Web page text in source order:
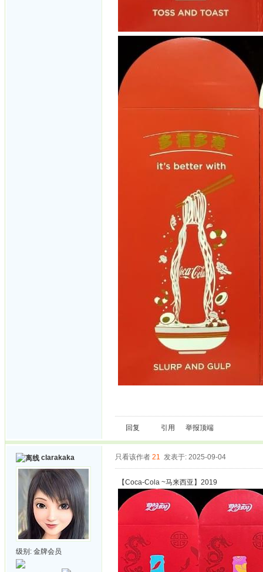
回复 引用 举报顶端
clarakaka
级别: 金牌会员
只看该作者 21 发表于: 2025-09-04
【Coca-Cola ~马来西亚】2019